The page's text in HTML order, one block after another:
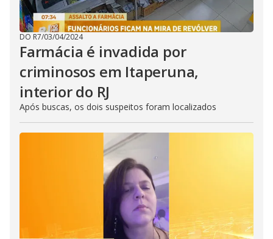
DO R7/03/04/2024
Farmácia é invadida por
criminosos em Itaperuna,
interior do RJ
Após buscas, os dois suspeitos foram localizados